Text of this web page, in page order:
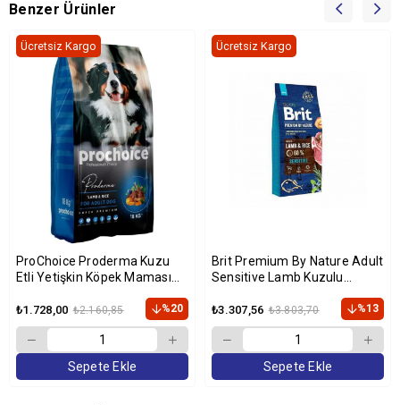
Benzer Ürünler
ProChoice Proderma Kuzu
Etli Yetişkin Köpek Maması
₺1.728,00 ₺2.160,85 %20
Ücretsiz Kargo
Sepete Ekle
Brit Premium By Nature Adult
Sensitive Lamb Kuzulu
₺3.307,56 ₺3.803,70 %13
Ücretsiz Kargo
Sepete Ekle